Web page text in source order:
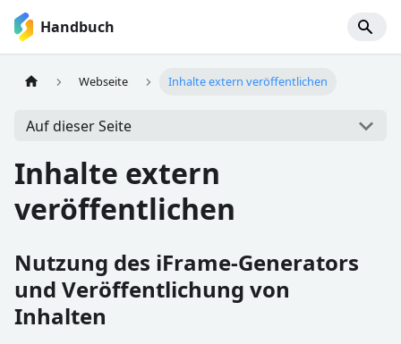
Handbuch
Webseite Inhalte extern veröffentlichen
Auf dieser Seite
Inhalte extern
veröffentlichen
Nutzung des iFrame-Generators
und Veröffentlichung von
Inhalten